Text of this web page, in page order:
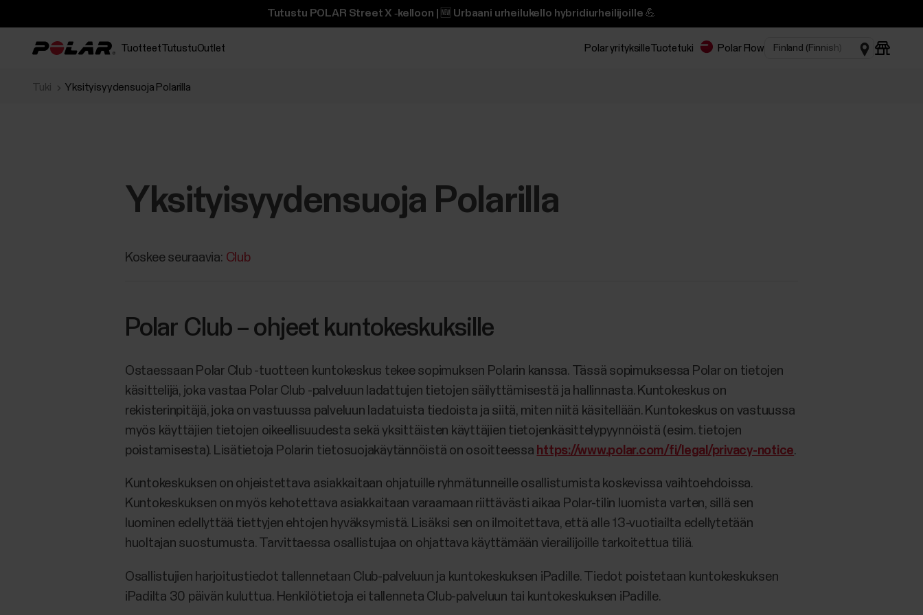
Tutustu POLAR Street X ‑kelloon | 🆕 Urbaani urheilukello hybridiurheilijoille 💪
TuotteetTutustuOutlet Polar yrityksilleTuotetuki Polar Flow
Tuki Yksityisyydensuoja Polarilla
Yksityisyydensuoja Polarilla
Koskee seuraavia: Club
Polar Club – ohjeet kuntokeskuksille
Ostaessaan Polar Club -tuotteen kuntokeskus tekee sopimuksen Polarin kanssa. Tässä sopimuksessa Polar on tietojen
käsittelijä, joka vastaa Polar Club -palveluun ladattujen tietojen säilyttämisestä ja hallinnasta. Kuntokeskus on
rekisterinpitäjä, joka on vastuussa palveluun ladatuista tiedoista ja siitä, miten niitä käsitellään. Kuntokeskus on vastuussa
myös käyttäjien tietojen oikeellisuudesta sekä yksittäisten käyttäjien tietojenkäsittelypyynnöistä (esim. tietojen
poistamisesta). Lisätietoja Polarin tietosuojakäytännöistä on osoitteessa https://www.polar.com/fi/legal/privacy-notice.
Kuntokeskuksen on ohjeistettava asiakkaitaan ohjatuille ryhmätunneille osallistumista koskevissa vaihtoehdoissa.
Kuntokeskuksen on myös kehotettava asiakkaitaan varaamaan riittävästi aikaa Polar-tilin luomista varten, sillä sen
luominen edellyttää tiettyjen ehtojen hyväksymistä. Lisäksi sen on ilmoitettava, että alle 13-vuotiailta edellytetään
huoltajan suostumusta. Tarvittaessa osallistujaa on ohjattava käyttämään vierailijoille tarkoitettua tiliä.
Osallistujien harjoitustiedot tallennetaan Club-palveluun ja kuntokeskuksen iPadille. Tiedot poistetaan kuntokeskuksen
iPadilta 30 päivän kuluttua. Henkilötietoja ei tallenneta Club-palveluun tai kuntokeskuksen iPadille.